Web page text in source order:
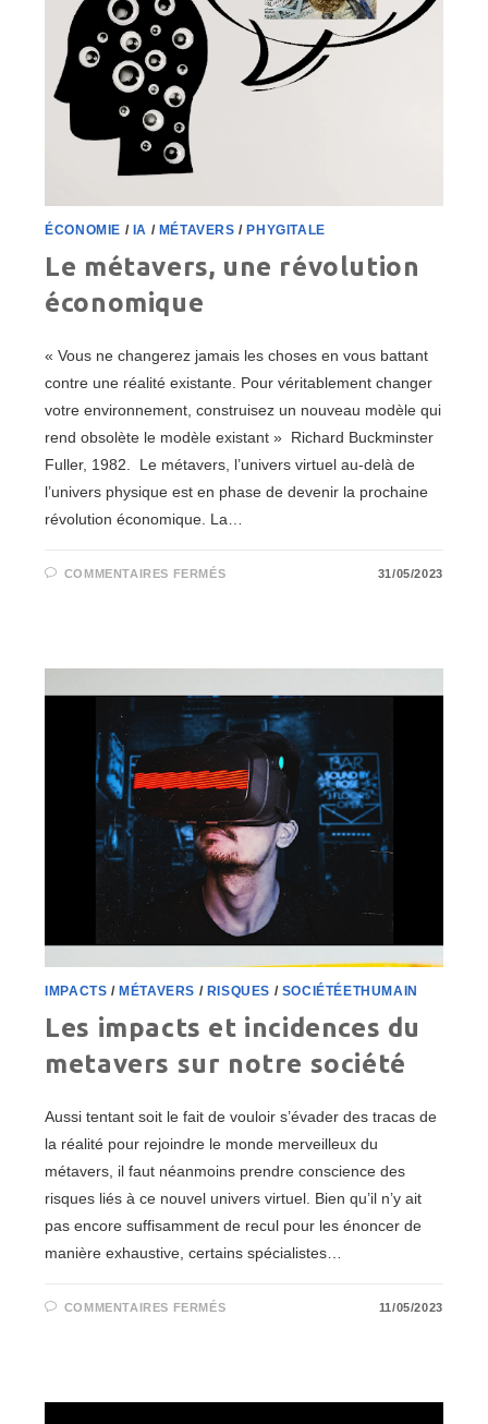
ÉCONOMIE / IA / MÉTAVERS /PHYGITALE
Le métavers, une révolution
économique
« Vous ne changerez jamais les choses en vous battant
contre une réalité existante. Pour véritablement changer
votre environnement, construisez un nouveau modèle qui
rend obsolète le modèle existant » Richard Buckminster
Fuller, 1982. Le métavers, l’univers virtuel au-delà de
l’univers physique est en phase de devenir la prochaine
révolution économique. La…
COMMENTAIRES FERMÉSSUR
31/05/2023
IMPACTS / MÉTAVERS / RISQUES / SOCIÉTÉETHUMAIN
Les impacts et incidences du
metavers sur notre société
Aussi tentant soit le fait de vouloir s’évader des tracas de
la réalité pour rejoindre le monde merveilleux du
métavers, il faut néanmoins prendre conscience des
risques liés à ce nouvel univers virtuel. Bien qu’il n’y ait
pas encore suffisamment de recul pour les énoncer de
manière exhaustive, certains spécialistes…
COMMENTAIRES FERMÉSSUR
SUR
11/05/2023